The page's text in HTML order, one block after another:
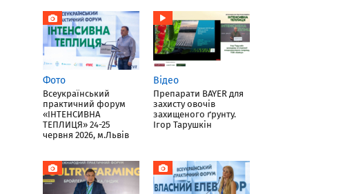
Фото
Всеукраїнський
практичний форум
«ІНТЕНСИВНА
ТЕПЛИЦЯ» 24-25
червня 2026, м.Львів
Відео
Препарати BAYER для
захисту овочів
захищеного ґрунту.
Ігор Тарушкін